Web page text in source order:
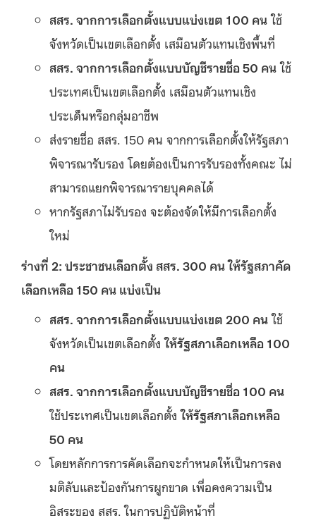
สสร. จากการเลือกตั้งแบบแบ่งเขต 100 คนใช้
จังหวัดเป็นเขตเลือกตั้ง เสมือนตัวแทนเชิงพื้นที่
สสร. จากการเลือกตั้งแบบบัญชีรายชื่อ 50 คนใช้
ประเทศเป็นเขตเลือกตั้ง เสมือนตัวแทนเชิง
ประเด็นหรือกลุ่มอาชีพ
ส่งรายชื่อ สสร. 150 คน จากการเลือกตั้งให้รัฐสภา
พิจารณารับรอง โดยต้องเป็นการรับรองทั้งคณะ ไม่
สามารถแยกพิจารณารายบุคคลได้
หากรัฐสภาไม่รับรอง จะต้องจัดให้มีการเลือกตั้ง
ใหม่
ร่างที่ 2: ประชาชนเลือกตั้ง สสร. 300 คน ให้รัฐสภาคัด
เลือกเหลือ 150 คน แบ่งเป็น
สสร. จากการเลือกตั้งแบบแบ่งเขต 200 คนใช้
จังหวัดเป็นเขตเลือกตั้งให้รัฐสภาเลือกเหลือ 100
คน
สสร. จากการเลือกตั้งแบบบัญชีรายชื่อ 100 คน
ใช้ประเทศเป็นเขตเลือกตั้งให้รัฐสภาเลือกเหลือ
50 คน
โดยหลักการการคัดเลือกจะกำหนดให้เป็นการลง
มติลับและป้องกันการผูกขาด เพื่อคงความเป็น
อิสระของ สสร. ในการปฏิบัติหน้าที่